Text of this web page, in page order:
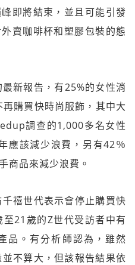
即將結束，並且可能引發
賣咖啡杯和塑膠包裝的態
新報告，有25%的女性消
購買快時尚服飾，其中大
調查的1,000多名女性
應該減少浪費，另有42％
商品來減少浪費。
禧世代表示會停止購買快
21歲的Z世代受訪者中有
品。有分析師認為，雖然
不算大，但該報告結果依